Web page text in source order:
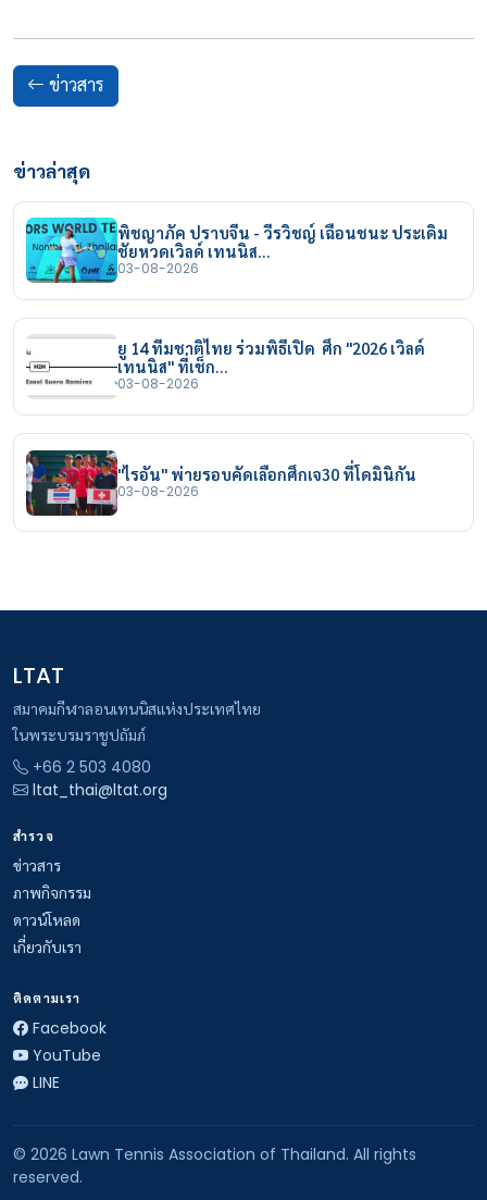
ข่าวสาร
ข่าวล่าสุด
พิชญาภัค ปราบจีน - วีรวิชญ์ เฉือนชนะ ประเดิม
ชัยหวดเวิลด์ เทนนิส…
03-08-2026
ยู 14 ทีมชาติไทย ร่วมพิธีเปิด ศึก "2026 เวิลด์
เทนนิส" ที่เช็ก…
03-08-2026
"ไรอัน" พ่ายรอบคัดเลือกศึกเจ30 ที่โดมินิกัน
03-08-2026
LTAT
สมาคมกีฬาลอนเทนนิสแห่งประเทศไทย
ในพระบรมราชูปถัมภ์
+66 2 503 4080
ltat_thai@ltat.org
สำรวจ
ข่าวสาร
ภาพกิจกรรม
ดาวน์โหลด
เกี่ยวกับเรา
ติดตามเรา
Facebook
YouTube
LINE
© 2026 Lawn Tennis Association of Thailand. All rights
reserved.